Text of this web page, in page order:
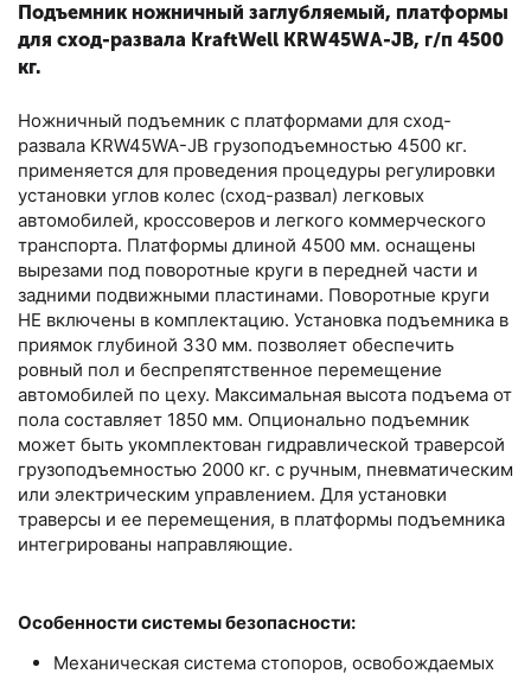
Подъемник ножничный заглубляемый, платформы
для сход-развала KraftWell KRW45WA-JB, г/п 4500
кг.
Ножничный подъемник с платформами для сход-
развала KRW45WA-JB грузоподъемностью 4500 кг.
применяется для проведения процедуры регулировки
установки углов колес (сход-развал) легковых
автомобилей, кроссоверов и легкого коммерческого
транспорта. Платформы длиной 4500 мм. оснащены
вырезами под поворотные круги в передней части и
задними подвижными пластинами. Поворотные круги
НЕ включены в комплектацию. Установка подъемника в
приямок глубиной 330 мм. позволяет обеспечить
ровный пол и беспрепятственное перемещение
автомобилей по цеху. Максимальная высота подъема от
пола составляет 1850 мм. Опционально подъемник
может быть укомплектован гидравлической траверсой
грузоподъемностью 2000 кг. с ручным, пневматическим
или электрическим управлением. Для установки
траверсы и ее перемещения, в платформы подъемника
интегрированы направляющие.
Особенности системы безопасности:
Механическая система стопоров, освобождаемых